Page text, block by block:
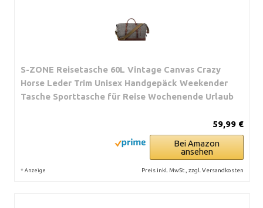
S-ZONE Reisetasche 60L Vintage Canvas Crazy
Horse Leder Trim Unisex Handgepäck Weekender
Tasche Sporttasche für Reise Wochenende Urlaub
59,99 €
Bei Amazon
ansehen
* Anzeige Preis inkl. MwSt., zzgl. Versandkosten